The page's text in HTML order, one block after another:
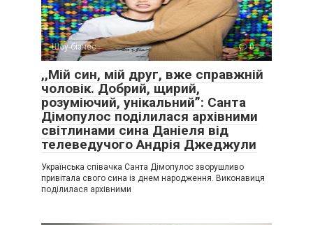
Шоу-бізнес 0
,,Мій син, мій друг, вже справжній
чоловік. Добрий, щирий,
розуміючий, унікальний”: Санта
Дімопулос поділилася архівними
світлинами сина Даніеля від
телеведучого Андрія Джеджули
Українська співачка Санта Дімопулос зворушливо
привітала свого сина із днем народження. Виконавиця
поділилася архівними